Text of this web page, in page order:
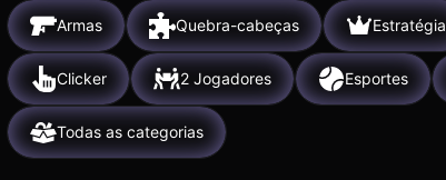
Armas Quebra-cabeças Estratégia
Clicker 2 Jogadores Esportes
Todas as categorias